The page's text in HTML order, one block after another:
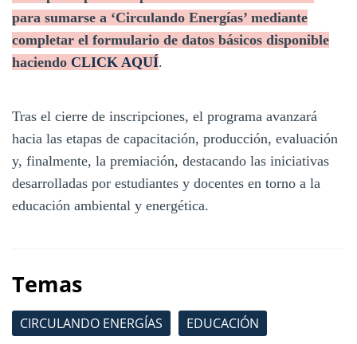
para sumarse a ‘Circulando Energías’ mediante
completar el formulario de datos básicos disponible
haciendo CLICK AQUÍ.
Tras el cierre de inscripciones, el programa avanzará
hacia las etapas de capacitación, producción, evaluación
y, finalmente, la premiación, destacando las iniciativas
desarrolladas por estudiantes y docentes en torno a la
educación ambiental y energética.
Temas
CIRCULANDO ENERGÍAS
EDUCACIÓN